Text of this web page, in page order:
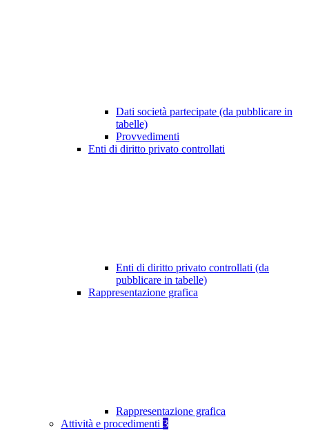
Dati società partecipate (da pubblicare in
tabelle)
Provvedimenti
Enti di diritto privato controllati
Enti di diritto privato controllati (da
pubblicare in tabelle)
Rappresentazione grafica
Rappresentazione grafica
Attività e procedimenti 3